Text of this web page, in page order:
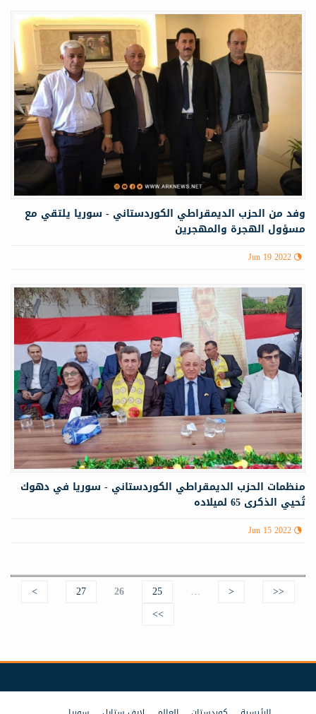
وفد من الحزب الديمقراطي الكوردستاني - سوريا يلتقي مع
مسؤول الهجرة والمهجرين
Jun 19 2022
منظمات الحزب الديمقراطي الكوردستاني - سوريا في دهوك
تُحيي الذكرى 65 لميلاده
Jun 15 2022
Pages
<<
<
…
25
26
27
>
>>